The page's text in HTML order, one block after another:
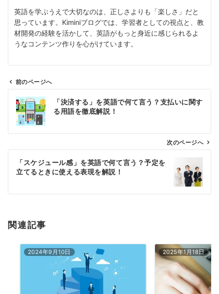
英語を学ぶうえで大切なのは、正しさよりも「楽しさ」だと
思っています。Kiminiブログでは、学習者としての視点と、教
材開発の経験を活かして、英語がもっと身近に感じられるよ
うなコンテンツ作りを心がけています。
ビ
ン
前のページへ
「決済する」を英語で何て言う？支払いに関す
る用語を徹底解説！
次のページへ
「スケジュール感」を英語で何て言う？予定を
立てるときに使える表現を解説！
関連記事
2024年9月10日 2025年1月18日